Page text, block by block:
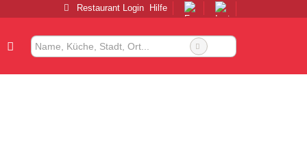
Restaurant Login Hilfe